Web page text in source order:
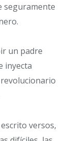
seguramente
un padre
inyecta
versos,